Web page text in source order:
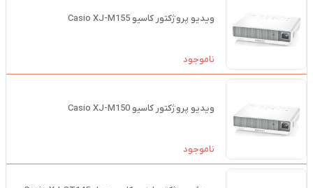
ویدیو پروژکتور کاسیو Casio XJ-M155
ناموجود
ویدیو پروژکتور کاسیو Casio XJ-M150
ناموجود